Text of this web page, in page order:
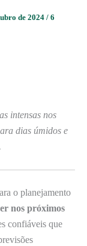
de 2024 / 6
intensas nos
dias úmidos e
o planejamento
nos próximos
confiáveis que